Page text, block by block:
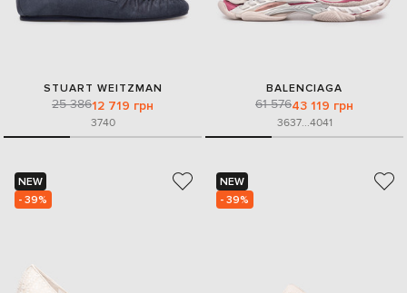
STUART WEITZMAN
25 38612 719 грн
3740
BALENCIAGA
61 57643 119 грн
3637...4041
NEW
- 39%
NEW
- 39%